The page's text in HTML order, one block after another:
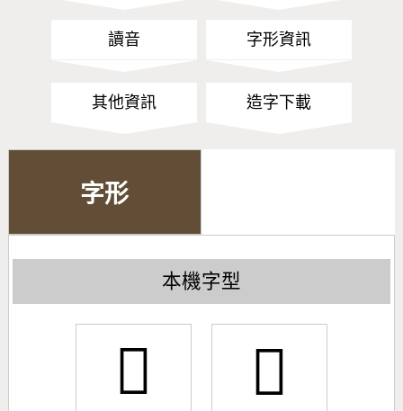
讀音 字形資訊
其他資訊 造字下載
字形
本機字型
󿡍 󿡍